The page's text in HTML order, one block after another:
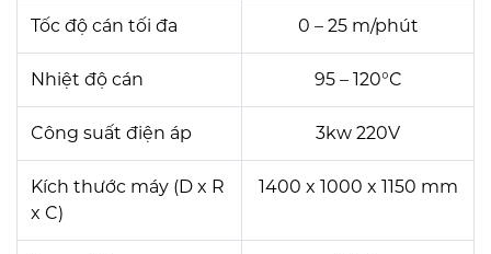
Tốc độ cán tối đa 0 – 25 m/phút
Nhiệt độ cán 95 – 120°C
Công suất điện áp 3kw 220V
Kích thước máy (D x R
x C)
1400 x 1000 x 1150 mm